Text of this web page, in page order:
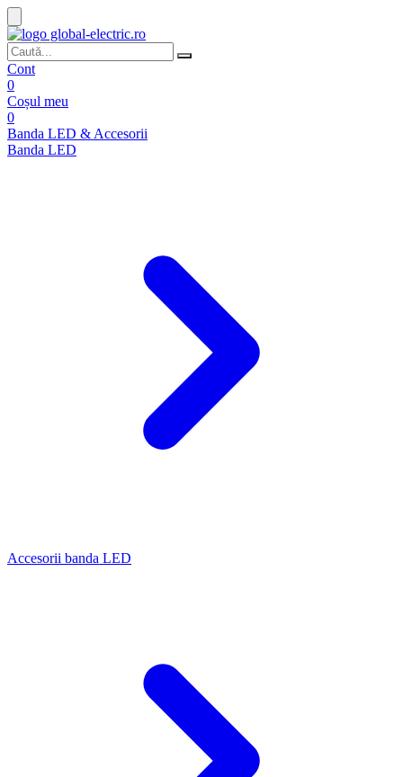
Cont
0
Coșul meu
0
Banda LED & Accesorii
Banda LED
Accesorii banda LED